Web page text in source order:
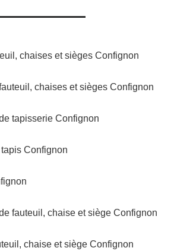
chaises et sièges Confignon
chaises et sièges Confignon
tapisserie Confignon
Confignon
fauteuil, chaise et siège Confignon
chaise et siège Confignon